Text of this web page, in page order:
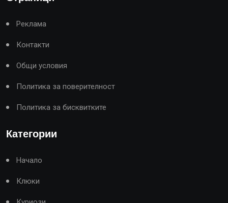
Реклама
Контакти
Общи условия
Политика за поверителност
Политика за бисквитките
Категории
Начало
Клюки